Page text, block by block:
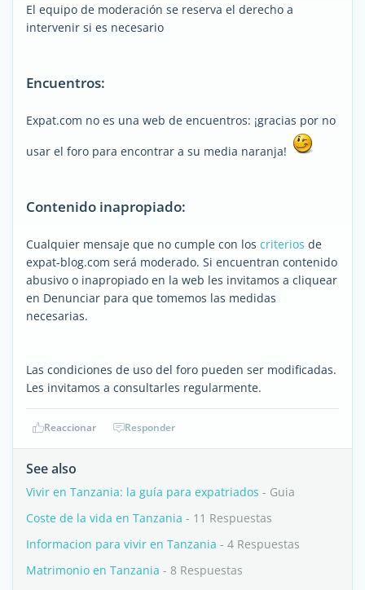
El equipo de moderación se reserva el derecho a
intervenir si es necesario
Encuentros:
Expat.com no es una web de encuentros: ¡gracias por no
usar el foro para encontrar a su media naranja!
Contenido inapropiado:
Cualquier mensaje que no cumple con los criterios de
expat-blog.com será moderado. Si encuentran contenido
abusivo o inapropiado en la web les invitamos a cliquear
en Denunciar para que tomemos las medidas
necesarias.
Las condiciones de uso del foro pueden ser modificadas.
Les invitamos a consultarles regularmente.
Reaccionar Responder
See also
Vivir en Tanzania: la guía para expatriados - Guia
Coste de la vida en Tanzania - 11 Respuestas
Informacion para vivir en Tanzania - 4 Respuestas
Matrimonio en Tanzania - 8 Respuestas